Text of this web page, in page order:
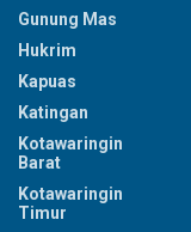
Gunung Mas
Hukrim
Kapuas
Katingan
Kotawaringin
Barat
Kotawaringin
Timur